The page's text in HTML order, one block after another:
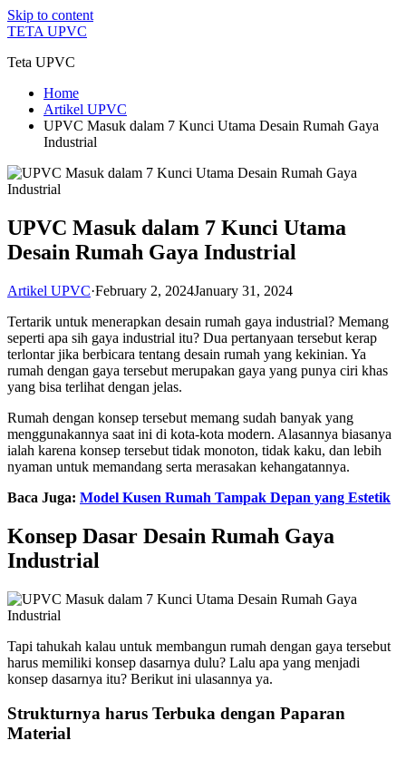
Skip to content
TETA UPVC
Teta UPVC
Home
Artikel UPVC
UPVC Masuk dalam 7 Kunci Utama Desain Rumah Gaya
Industrial
UPVC Masuk dalam 7 Kunci Utama
Desain Rumah Gaya Industrial
Artikel UPVC·February 2, 2024January 31, 2024
Tertarik untuk menerapkan desain rumah gaya industrial? Memang
seperti apa sih gaya industrial itu? Dua pertanyaan tersebut kerap
terlontar jika berbicara tentang desain rumah yang kekinian. Ya
rumah dengan gaya tersebut merupakan gaya yang punya ciri khas
yang bisa terlihat dengan jelas.
Rumah dengan konsep tersebut memang sudah banyak yang
menggunakannya saat ini di kota-kota modern. Alasannya biasanya
ialah karena konsep tersebut tidak monoton, tidak kaku, dan lebih
nyaman untuk memandang serta merasakan kehangatannya.
Baca Juga: Model Kusen Rumah Tampak Depan yang Estetik
Konsep Dasar Desain Rumah Gaya
Industrial
Tapi tahukah kalau untuk membangun rumah dengan gaya tersebut
harus memiliki konsep dasarnya dulu? Lalu apa yang menjadi
konsep dasarnya itu? Berikut ini ulasannya ya.
Strukturnya harus Terbuka dengan Paparan
Material